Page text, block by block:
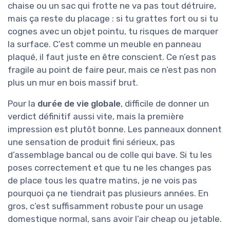
chaise ou un sac qui frotte ne va pas tout détruire,
mais ça reste du placage : si tu grattes fort ou si tu
cognes avec un objet pointu, tu risques de marquer
la surface. C’est comme un meuble en panneau
plaqué, il faut juste en être conscient. Ce n’est pas
fragile au point de faire peur, mais ce n’est pas non
plus un mur en bois massif brut.
Pour la durée de vie globale, difficile de donner un
verdict définitif aussi vite, mais la première
impression est plutôt bonne. Les panneaux donnent
une sensation de produit fini sérieux, pas
d’assemblage bancal ou de colle qui bave. Si tu les
poses correctement et que tu ne les changes pas
de place tous les quatre matins, je ne vois pas
pourquoi ça ne tiendrait pas plusieurs années. En
gros, c’est suffisamment robuste pour un usage
domestique normal, sans avoir l’air cheap ou jetable.